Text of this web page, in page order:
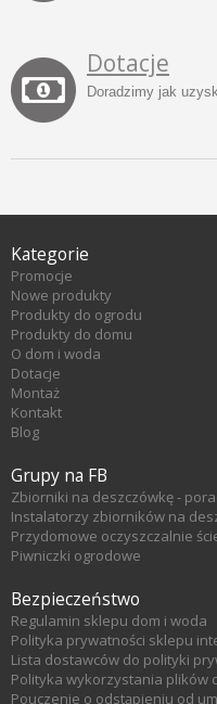
Dotacje
Doradzimy jak
Kategorie
Promocje
Nowe produkty
Produkty do ogrodu
Produkty do domu
O dom i woda
Dotacje
Montaż
Kontakt
Blog
Grupy na FB
Zbiorniki na deszczówkę -
Instalatorzy zbiorników na
Przydomowe oczyszczalnie
Piwniczki ogrodowe
Bezpieczeństwo
Regulamin sklepu dom i woda
Polityka prywatności sklepu
Lista dostawców do polityki
Polityka wykorzystania plików
Pouczenie o odstąpieniu od